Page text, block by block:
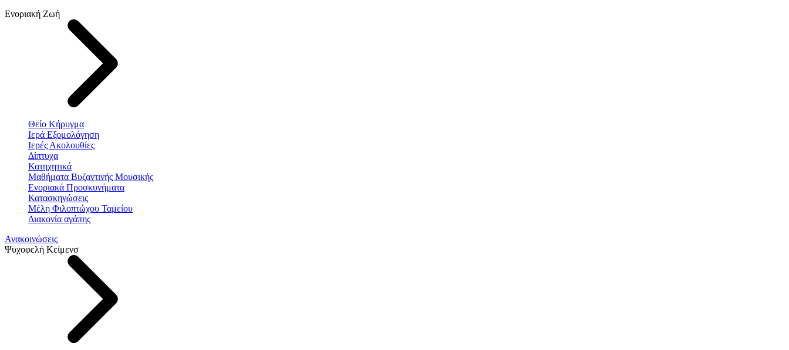
Ενοριακή Ζωή
Θείο Κήρυγμα
Ιερά Εξομολόγηση
Ιερές Ακολουθίες
Δίπτυχα
Κατηχητικά
Μαθήματα Βυζαντινής Μουσικής
Ενοριακά Προσκυνήματα
Κατασκηνώσεις
Μέλη Φιλοπτώχου Ταμείου
Διακονία αγάπης
Ανακοινώσεις
Ψυχοφελή Κείμενσ